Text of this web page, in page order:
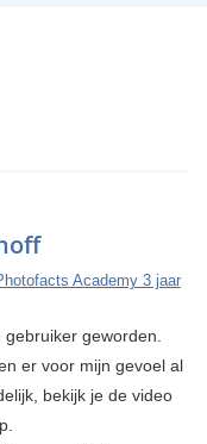
Academy 3 jaar
geworden.
er voor mijn gevoel al
bekijk je de video